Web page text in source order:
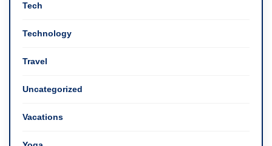
Tech
Technology
Travel
Uncategorized
Vacations